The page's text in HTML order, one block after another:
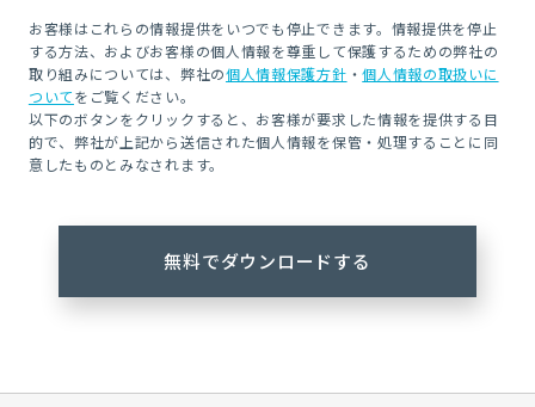
お客様はこれらの情報提供をいつでも停止できます。情報提供を停止
する方法、およびお客様の個人情報を尊重して保護するための弊社の
取り組みについては、弊社の個人情報保護方針 ・個人情報の取扱いに
ついてをご覧ください。
以下のボタンをクリックすると、お客様が要求した情報を提供する目
的で、弊社が上記から送信された個人情報を保管・処理することに同
意したものとみなされます。